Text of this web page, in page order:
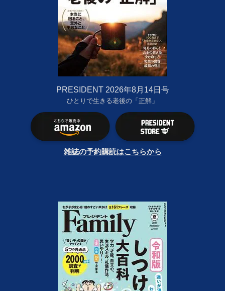
PRESIDENT 2026年8月14日号
ひとりで生きる老後の「正解」
雑誌の予約購読はこちらから